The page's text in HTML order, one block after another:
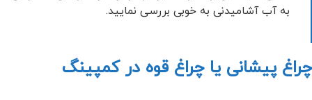
به آب آشامیدنی به خوبی بررسی نمایید.
چراغ پیشانی یا چراغ قوه در کمپینگ